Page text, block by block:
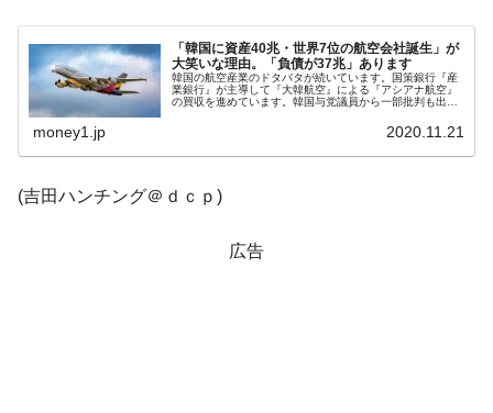
『Money1』 韓国で猛暑。南東部では干ばつ
『Money1』
韓国型イージス搭載の次世代駆逐艦
「KDDX」1番艦、2032年竣工と公示
『Money1』
【対日本円】ウォン安が急進！ 日米の協調
に韓国がいっちょがみしたのでは。
『Money1』
韓国政府『BYD』車への補助金を全廃 ⇒ 実
は韓国で『BYD』車は売れている。6カ月で対前年同期比
「韓国に資産40兆・世界7位の航空会社誕生」が
大笑いな理由。「負債が37兆」あります
韓国の航空産業のドタバタが続いています。国策銀行『産
業銀行』が主導して『大韓航空』による『アシアナ航空』
の買収を進めています。韓国与党議員から一部批判も出て
money1.jp 2020.11.21
(吉田ハンチング＠ｄｃｐ)
広告